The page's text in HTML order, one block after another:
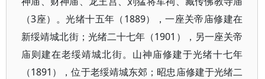
（3座）。光绪十五年（1889），一座关帝庙修建在
新绥靖城北街；光绪二十七年（1901），另一座关帝
庙则建在老绥靖城北街。山神庙修建于光绪十七年
（1891），位于老绥靖城东郊；昭忠庙修建于光绪二